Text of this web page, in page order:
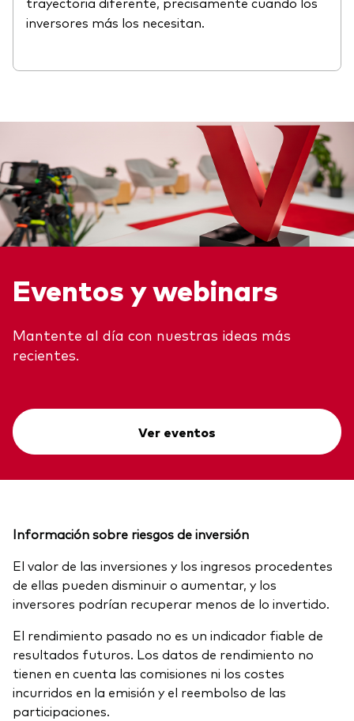
inversores más los necesitan.
Eventos y webinars
Mantente al día con nuestras ideas más
recientes.
Ver eventos
Información sobre riesgos de inversión
El valor de las inversiones y los ingresos procedentes
de ellas pueden disminuir o aumentar, y los
inversores podrían recuperar menos de lo invertido.
El rendimiento pasado no es un indicador fiable de
resultados futuros. Los datos de rendimiento no
tienen en cuenta las comisiones ni los costes
incurridos en la emisión y el reembolso de las
participaciones.